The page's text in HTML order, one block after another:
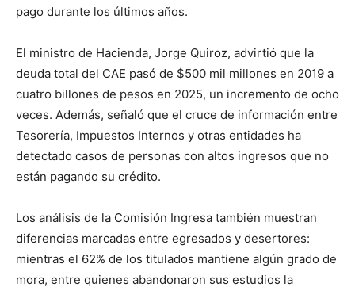
pago durante los últimos años.
El ministro de Hacienda, Jorge Quiroz, advirtió que la
deuda total del CAE pasó de $500 mil millones en 2019 a
cuatro billones de pesos en 2025, un incremento de ocho
veces. Además, señaló que el cruce de información entre
Tesorería, Impuestos Internos y otras entidades ha
detectado casos de personas con altos ingresos que no
están pagando su crédito.
Los análisis de la Comisión Ingresa también muestran
diferencias marcadas entre egresados y desertores:
mientras el 62% de los titulados mantiene algún grado de
mora, entre quienes abandonaron sus estudios la